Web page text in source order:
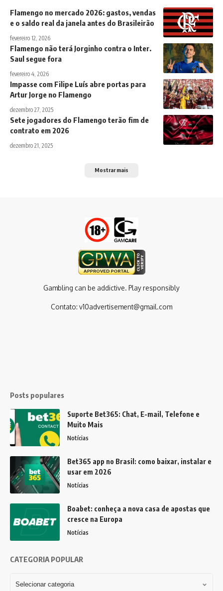
Flamengo no mercado 2026: gastos, vendas
e o saldo real da janela antes do Brasileirão
fevereiro 12, 2026
Flamengo não terá Jorginho contra o Inter.
Saul segue fora
fevereiro 4, 2026
Impasse com Filipe Luís abre portas para
Artur Jorge no Flamengo
dezembro 27, 2025
Sete jogadores do Flamengo terão fim de
contrato em 2026
dezembro 21, 2025
Mostrar mais
Gambling can be addictive. Play responsibly
Contato: v10advertisement@gmail.com
Posts populares
Suporte Bet365: Chat, E-mail, Telefone e
Muito Mais
Notícias
Bet365 app no Brasil: como baixar, instalar e
usar em 2026
Notícias
Boabet: conheça a nova casa de apostas que
cresce na Europa
Notícias
CATEGORIA POPULAR